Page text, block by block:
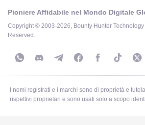
Pioniere Affidabile nel Mondo Digitale
Copyright © 2003-2026, Bounty Hunter
Reserved.
I nomi registrati e i marchi sono di proprietà e
rispettivi proprietari e sono usati solo a scopo